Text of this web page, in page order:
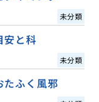
未分類
安と科
未分類
たふく風邪